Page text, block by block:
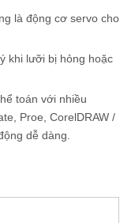
là động cơ servo cho
khi lưỡi bị hỏng hoặc
toán với nhiều
Proe, CorelDRAW /
dễ dàng.